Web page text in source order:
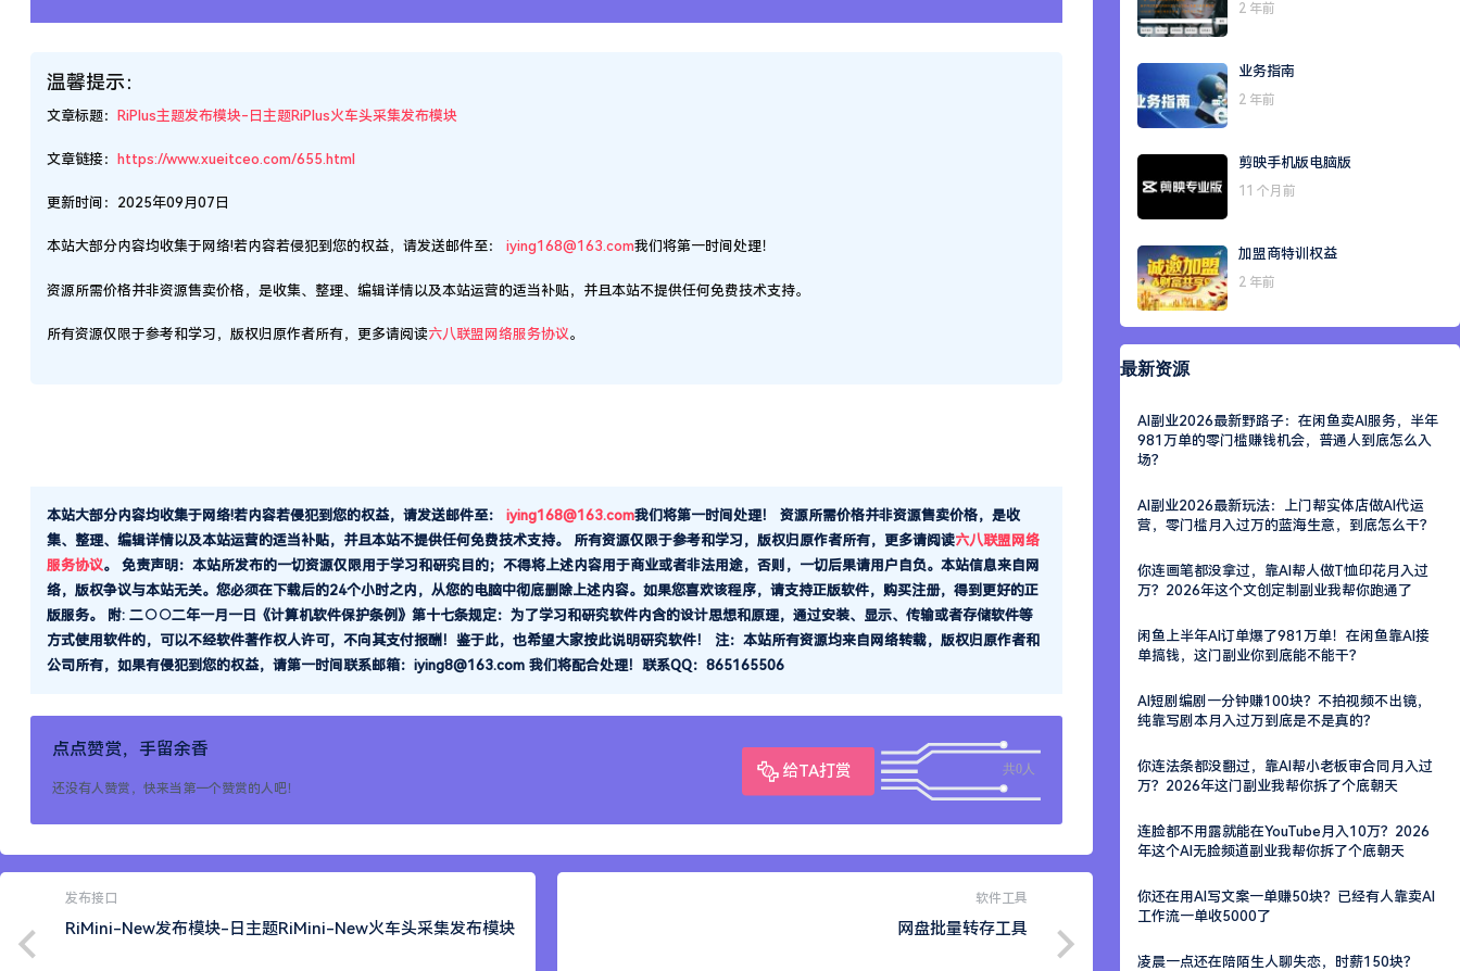
温馨提示：
文章标题： RiPlus主题发布模块-日主题RiPlus火车头采集发布模块
文章链接： https://www.xueitceo.com/655.html
更新时间：2025年09月07日
本站大部分内容均收集于网络!若内容若侵犯到您的权益，请发送邮件至： iying168@163.com我们将第一时间处理！
资源所需价格并非资源售卖价格，是收集、整理、编辑详情以及本站运营的适当补贴，并且本站不提供任何免费技术支持。
所有资源仅限于参考和学习，版权归原作者所有，更多请阅读六八联盟网络服务协议。
本站大部分内容均收集于网络!若内容若侵犯到您的权益，请发送邮件至： iying168@163.com我们将第一时间处理！
资源所需价格并非资源售卖价格，是收
集、整理、编辑详情以及本站运营的适当补贴，并且本站不提供任何免费技术支持。
所有资源仅限于参考和学习，版权归原作者所有，更多请阅读六八联盟网络
服务协议。
免责声明：本站所发布的一切资源仅限用于学习和研究目的；不得将上述内容用于商业或者非法用途，否则，一切后果请用户自负。本站信息来自网
络，版权争议与本站无关。您必须在下载后的24个小时之内，从您的电脑中彻底删除上述内容。如果您喜欢该程序，请支持正版软件，购买注册，得到更好的正
版服务。 附: 二○○二年一月一日《计算机软件保护条例》第十七条规定：为了学习和研究软件内含的设计思想和原理，通过安装、显示、传输或者存储软件等
方式使用软件的，可以不经软件著作权人许可，不向其支付报酬！鉴于此，也希望大家按此说明研究软件！ 注：本站所有资源均来自网络转载，版权归原作者和
公司所有，如果有侵犯到您的权益，请第一时间联系邮箱：iying8@163.com 我们将配合处理！联系QQ：865165506
点点赞赏，手留余香
给TA打赏
共0人
还没有人赞赏，快来当第一个赞赏的人吧！
发布接口
RiMini-New发布模块-日主题RiMini-New火车头采集发布模块
软件工具
网盘批量转存工具
2 年前
业务指南
2 年前
剪映手机版电脑版
11 个月前
加盟商特训权益
2 年前
最新资源
AI副业2026最新野路子：在闲鱼卖AI服务，半年
981万单的零门槛赚钱机会，普通人到底怎么入
场？
AI副业2026最新玩法：上门帮实体店做AI代运
营，零门槛月入过万的蓝海生意，到底怎么干？
你连画笔都没拿过，靠AI帮人做T恤印花月入过
万？2026年这个文创定制副业我帮你跑通了
闲鱼上半年AI订单爆了981万单！在闲鱼靠AI接
单搞钱，这门副业你到底能不能干？
AI短剧编剧一分钟赚100块？不拍视频不出镜，
纯靠写剧本月入过万到底是不是真的？
你连法条都没翻过，靠AI帮小老板审合同月入过
万？2026年这门副业我帮你拆了个底朝天
连脸都不用露就能在YouTube月入10万？2026
年这个AI无脸频道副业我帮你拆了个底朝天
你还在用AI写文案一单赚50块？已经有人靠卖AI
工作流一单收5000了
凌晨一点还在陪陌生人聊失恋，时薪150块？